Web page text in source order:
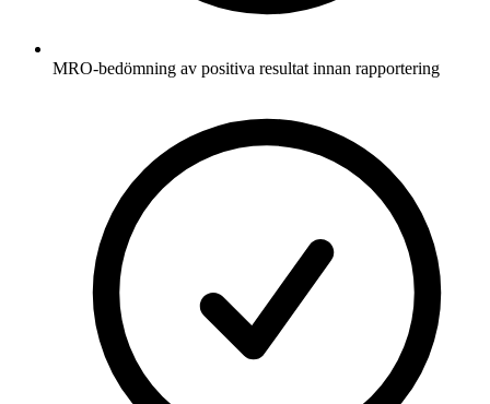
MRO-bedömning av positiva resultat innan rapportering